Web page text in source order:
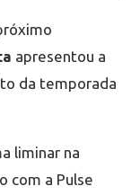
apresentou a
da temporada
liminar na
com a Pulse